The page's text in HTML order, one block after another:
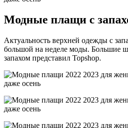
Модные плащи с
Актуальность верхней одежды с
большой на неделе моды. Большие
запахом представил Topshop.